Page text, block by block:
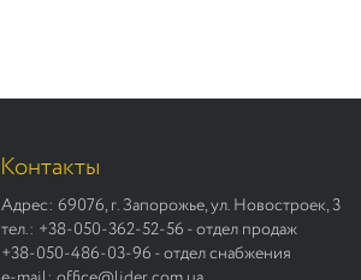
Контакты
Адрес: 69076, г. Запорожье, ул. Новостроек, 3
тел.: +38-050-362-52-56 - отдел продаж
+38-050-486-03-96 - отдел снабжения